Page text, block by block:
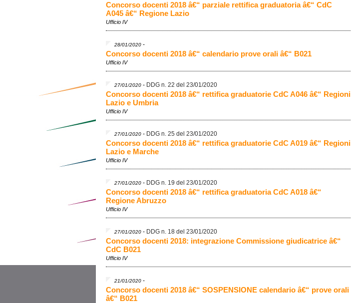
Concorso docenti 2018 â€“ parziale rettifica graduatoria â€“ CdC
A045 â€“ Regione Lazio
Ufficio IV
28/01/2020 -
Concorso docenti 2018 â€“ calendario prove orali â€“ B021
Ufficio IV
27/01/2020 - DDG n. 22 del 23/01/2020
Concorso docenti 2018 â€“ rettifica graduatorie CdC A046 â€“ Regioni
Lazio e Umbria
Ufficio IV
27/01/2020 - DDG n. 25 del 23/01/2020
Concorso docenti 2018 â€“ rettifica graduatorie CdC A019 â€“ Regioni
Lazio e Marche
Ufficio IV
27/01/2020 - DDG n. 19 del 23/01/2020
Concorso docenti 2018 â€“ rettifica graduatoria CdC A018 â€“
Regione Abruzzo
Ufficio IV
27/01/2020 - DDG n. 18 del 23/01/2020
Concorso docenti 2018: integrazione Commissione giudicatrice â€“
CdC B021
Ufficio IV
21/01/2020 -
Concorso docenti 2018 â€“ SOSPENSIONE calendario â€“ prove orali
â€“ B021